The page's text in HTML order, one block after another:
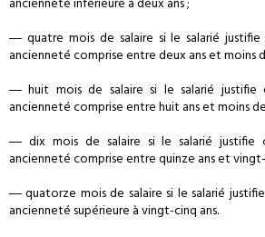
― quatre mois de salaire si le salarié justifie
ancienneté comprise entre deux ans et moins
― huit mois de salaire si le salarié justifie
ancienneté comprise entre huit ans et moins
― dix mois de salaire si le salarié justifie
ancienneté comprise entre quinze ans et
― quatorze mois de salaire si le salarié justifie
ancienneté supérieure à vingt-cinq ans.